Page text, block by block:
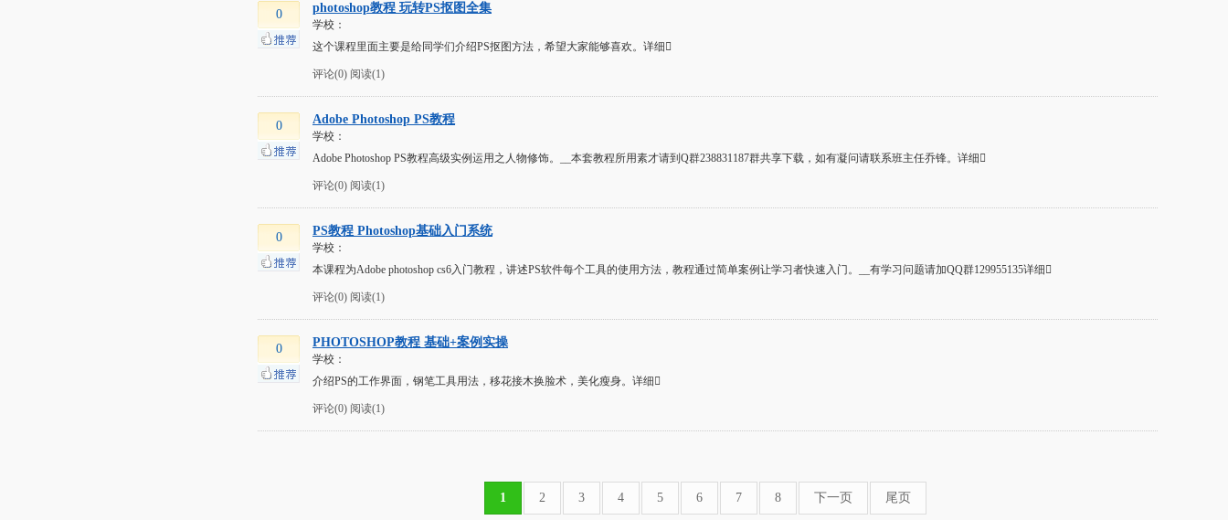
0 photoshop教程 玩转PS抠图全集
学校：
这个课程里面主要是给同学们介绍PS抠图方法，希望大家能够喜欢。详细
评论(0) 阅读(1)
0 Adobe Photoshop PS教程
学校：
Adobe Photoshop PS教程高级实例运用之人物修饰。__本套教程所用素才请到Q群238831187群共享下载，如有凝问请联系班主任乔锋。详细
评论(0) 阅读(1)
0 PS教程 Photoshop基础入门系统
学校：
本课程为Adobe photoshop cs6入门教程，讲述PS软件每个工具的使用方法，教程通过简单案例让学习者快速入门。__有学习问题请加QQ群129955135详细
评论(0) 阅读(1)
0 PHOTOSHOP教程 基础+案例实操
学校：
介绍PS的工作界面，钢笔工具用法，移花接木换脸术，美化瘦身。详细
评论(0) 阅读(1)
1 2 3 4 5 6 7 8 下一页 尾页